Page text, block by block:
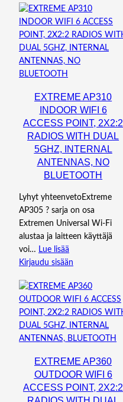
EXTREME AP310
INDOOR WIFI 6
ACCESS POINT, 2X2:2
RADIOS WITH DUAL
5GHZ, INTERNAL
ANTENNAS, NO
BLUETOOTH
Lyhyt yhteenvetoExtreme
AP305 ? sarja on osa
Extremen Universal Wi-Fi
alustaa ja laitteen käyttäjä
voi… Lue lisää
Kirjaudu sisään
EXTREME AP360
OUTDOOR WIFI 6
ACCESS POINT, 2X2:2